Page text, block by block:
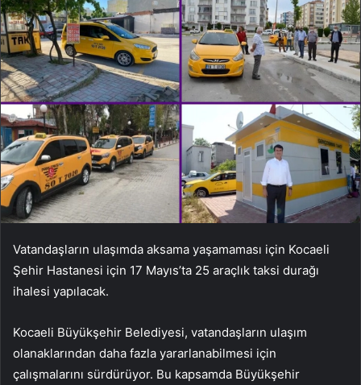
Vatandaşların ulaşımda aksama yaşamaması için Kocaeli
Şehir Hastanesi için 17 Mayıs’ta 25 araçlık taksi durağı
ihalesi yapılacak.
Kocaeli Büyükşehir Belediyesi, vatandaşların ulaşım
olanaklarından daha fazla yararlanabilmesi için
çalışmalarını sürdürüyor. Bu kapsamda Büyükşehir